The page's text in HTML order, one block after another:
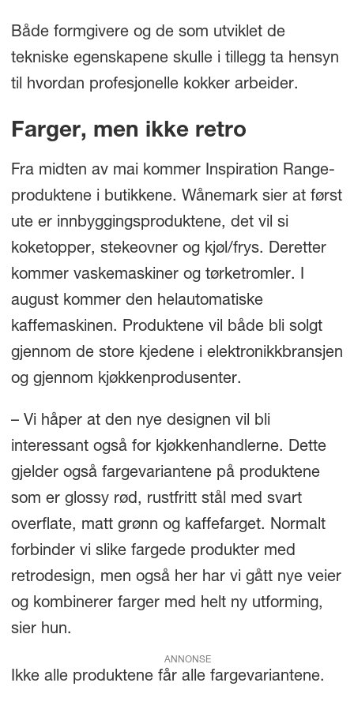
Både formgivere og de som utviklet de
tekniske egenskapene skulle i tillegg ta hensyn
til hvordan profesjonelle kokker arbeider.
Farger, men ikke retro
Fra midten av mai kommer Inspiration Range-
produktene i butikkene. Wånemark sier at først
ute er innbyggingsproduktene, det vil si
koketopper, stekeovner og kjøl/frys. Deretter
kommer vaskemaskiner og tørketromler. I
august kommer den helautomatiske
kaffemaskinen. Produktene vil både bli solgt
gjennom de store kjedene i elektronikkbransjen
og gjennom kjøkkenprodusenter.
– Vi håper at den nye designen vil bli
interessant også for kjøkkenhandlerne. Dette
gjelder også fargevariantene på produktene
som er glossy rød, rustfritt stål med svart
overflate, matt grønn og kaffefarget. Normalt
forbinder vi slike fargede produkter med
retrodesign, men også her har vi gått nye veier
og kombinerer farger med helt ny utforming,
sier hun.
ANNONSE
Ikke alle produktene får alle fargevariantene.